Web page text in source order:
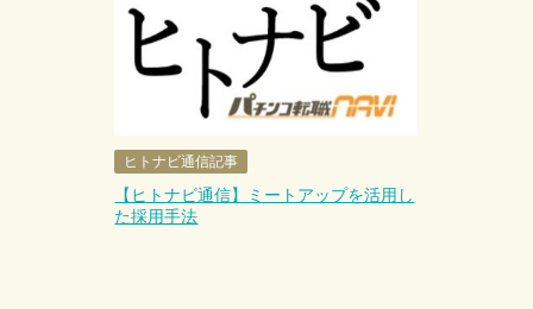
ヒトナビ通信記事
【ヒトナビ通信】ミートアップを活用し
た採用手法